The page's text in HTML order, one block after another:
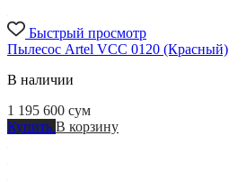
Быстрый просмотр
Пылесос Artel VCC 0120 (Красный)
В наличии
1 195 600 сум
Купить В корзину